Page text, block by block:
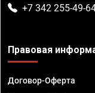
+7 342 255-49-
Правовая
Договор-Оферта